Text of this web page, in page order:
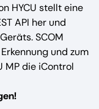
HYCU stellt eine
API her und
SCOM
und zum
MP die iControl